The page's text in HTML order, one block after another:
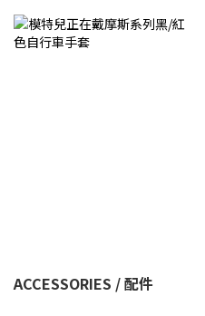
ACCESSORIES / 配件